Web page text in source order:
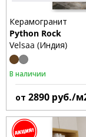
Керамогранит
Python Rock
Velsaa (Индия)
В наличии
от 2890 руб./